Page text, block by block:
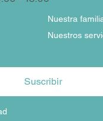
Nuestros
Nuestra
Suscribir